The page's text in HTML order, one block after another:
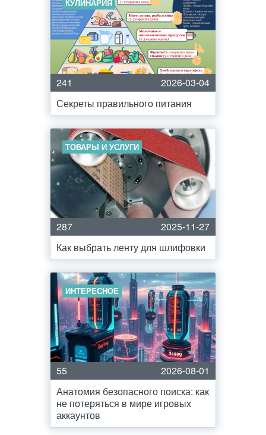
КУЛИНАРИЯ
241
2026-03-04
Секреты правильного питания
ТОВАРЫ И УСЛУГИ
287
2025-11-27
Как выбрать ленту для шлифовки
ИНТЕРЕСНОЕ
55
2026-08-01
Анатомия безопасного поиска: как
не потеряться в мире игровых
аккаунтов